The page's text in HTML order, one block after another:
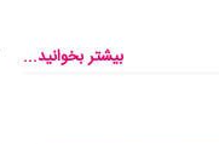
بیشتر بخوانید...